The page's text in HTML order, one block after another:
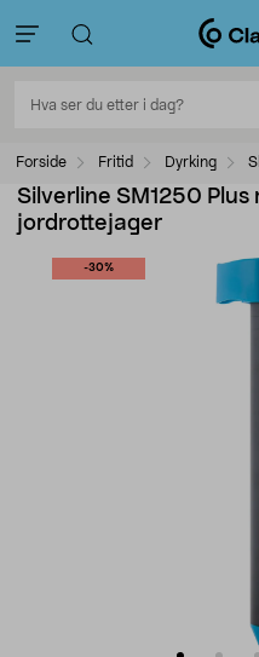
Forside Fritid Dyrking
Silverline SM1250 Plus
jordrottejager
-30%